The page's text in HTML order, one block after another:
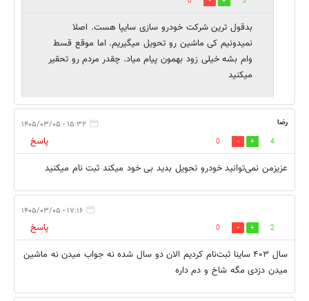
بدقول ترین شرکت خودرو سازی سایپا هست. اصلا
نمیدونیم کی ماشین رو تحویل میگیریم. اما موقع قسط
وام بشه خیلی زود بهمون پیام میاد. چقدر مردم رو تحقیر
میکنید
رضا ۱۵:۳۲ - ۱۴۰۵/۰۳/۰۵
4
0
پاسخ
عزیزمن نمی‌توانید خودرو تحویل بدید بی خود میکند ثبت نام میکنید‌
۱۷:۱۶ - ۱۴۰۵/۰۳/۰۵
2
0
پاسخ
سال ۴۰۳ ساینا ثبت‌نام کردیم الان دو سال شده نه جواب میدن نه ماشین
میدن دزدی مگه شاخ و دم داره